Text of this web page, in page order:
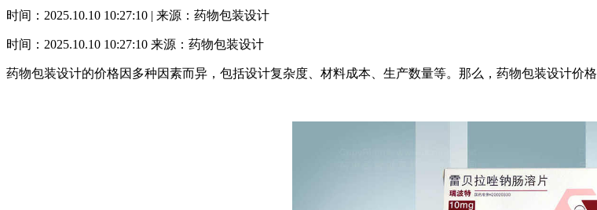
时间：2025.10.10 10:27:10 | 来源：药物包装设计
时间：2025.10.10 10:27:10 来源：药物包装设计
药物包装设计的价格因多种因素而异，包括设计复杂度、材料成本、生产数量等。那么，药物包装设计价